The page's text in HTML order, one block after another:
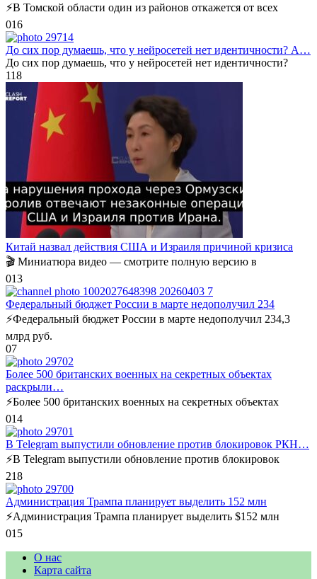
⚡️В Томской области один из районов откажется от всех
016
До сих пор думаешь, что у нейросетей нет идентичности? А…
До сих пор думаешь, что у нейросетей нет идентичности?
118
Китай назвал действия США и Израиля причиной кризиса
🎬 Миниатюра видео — смотрите полную версию в
013
Федеральный бюджет России в марте недополучил 234
⚡️Федеральный бюджет России в марте недополучил 234,3
млрд руб.
07
Более 500 британских военных на секретных объектах
раскрыли…
⚡️Более 500 британских военных на секретных объектах
014
В Telegram выпустили обновление против блокировок РКН…
⚡️В Telegram выпустили обновление против блокировок
218
Администрация Трампа планирует выделить 152 млн
⚡️Администрация Трампа планирует выделить $152 млн
015
О нас
Карта сайта